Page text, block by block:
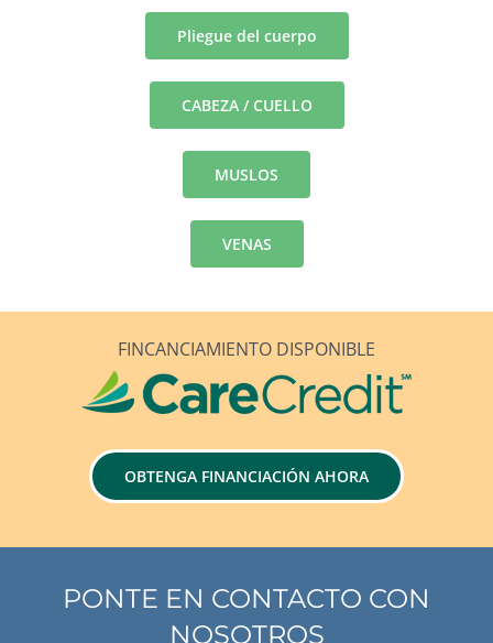
Pliegue del cuerpo
CABEZA / CUELLO
MUSLOS
VENAS
FINCANCIAMIENTO DISPONIBLE
OBTENGA FINANCIACIÓN AHORA
PONTE EN CONTACTO CON
NOSOTROS